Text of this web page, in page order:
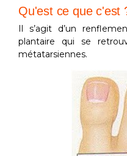
Qu'est ce que c'est
Il s’agit d’un
plantaire qui se
métatarsiennes.